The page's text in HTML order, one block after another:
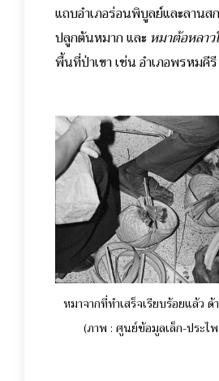
แถบอำเภอร่อนพิบูลย์และลานส
ปลูกต้นหมาก และ หมาต้อหลาว
พื้นที่ป่าเขา เช่น อำเภอพรหมคีรี
หมาจากที่ทำเสร็จเรียบร้อยแล้ว
(ภาพ : ศูนย์ข้อมูลเล็ก-ประไ